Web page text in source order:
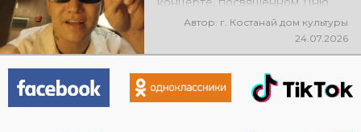
города, выступит ALEM!
@xcialem
Автор: г. Костанай дом культуры
24.07.2026